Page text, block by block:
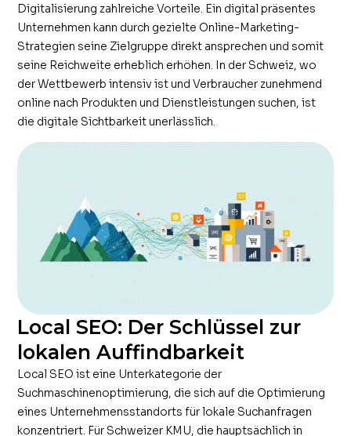
Digitalisierung zahlreiche Vorteile. Ein digital präsentes
Unternehmen kann durch gezielte Online-Marketing-
Strategien seine Zielgruppe direkt ansprechen und somit
seine Reichweite erheblich erhöhen. In der Schweiz, wo
der Wettbewerb intensiv ist und Verbraucher zunehmend
online nach Produkten und Dienstleistungen suchen, ist
die digitale Sichtbarkeit unerlässlich.
Local SEO: Der Schlüssel zur
lokalen Auffindbarkeit
Local SEO ist eine Unterkategorie der
Suchmaschinenoptimierung, die sich auf die Optimierung
eines Unternehmensstandorts für lokale Suchanfragen
konzentriert. Für Schweizer KMU, die hauptsächlich in